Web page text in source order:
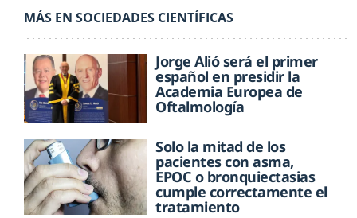
MÁS EN SOCIEDADES CIENTÍFICAS
Jorge Alió será el primer
español en presidir la
Academia Europea de
Oftalmología
Solo la mitad de los
pacientes con asma,
EPOC o bronquiectasias
cumple correctamente el
tratamiento